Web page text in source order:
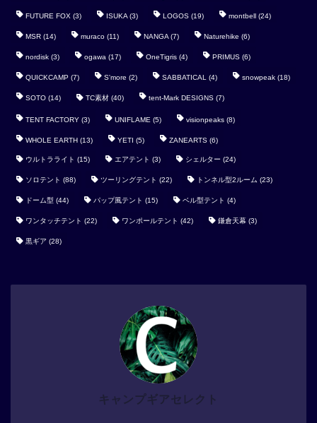
FUTURE FOX (3) ISUKA (3) LOGOS (19) montbell (24)
MSR (14) muraco (11) NANGA (7) Naturehike (6)
nordisk (3) ogawa (17) OneTigris (4) PRIMUS (6)
QUICKCAMP (7) S'more (2) SABBATICAL (4) snowpeak (18)
SOTO (14) TC素材 (40) tent-Mark DESIGNS (7)
TENT FACTORY (3) UNIFLAME (5) visionpeaks (8)
WHOLE EARTH (13) YETI (5) ZANEARTS (6)
ウルトラライト (15) エアテント (3) シェルター (24)
ソロテント (88) ツーリングテント (22) トンネル型2ルーム (23)
ドーム型 (44) パップ風テント (15) ベル型テント (4)
ワンタッチテント (22) ワンポールテント (42) 鎌倉天幕 (3)
黒ギア (28)
キャンプギアセレクト